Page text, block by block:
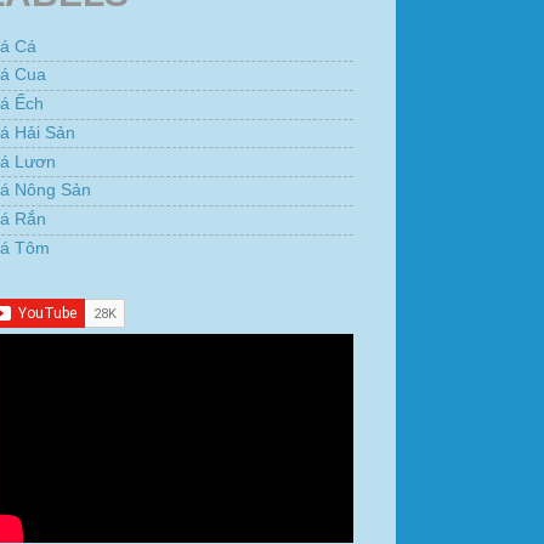
Cá
Cua
Ếch
Hải Sản
Lươn
Nông Sản
Rắn
Tôm